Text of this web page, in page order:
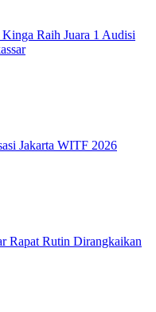
Raih Juara 1 Audisi
Jakarta WITF 2026
Rapat Rutin Dirangkaikan